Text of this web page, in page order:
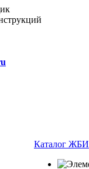
Каталог ЖБИ